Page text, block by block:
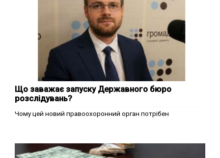
Що заважає запуску Державного бюро
розслідувань?
Чому цей новий правоохоронний орган потрібен